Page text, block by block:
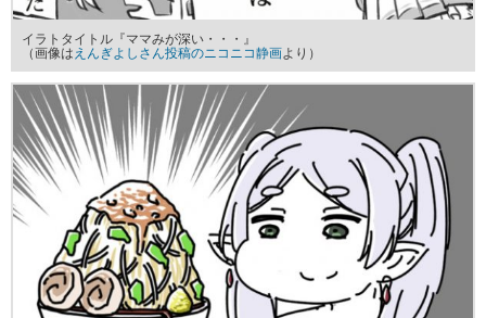
イラトタイトル『ママみが深い・・・』
（画像は えんぎよしさん投稿のニコニコ静画より）